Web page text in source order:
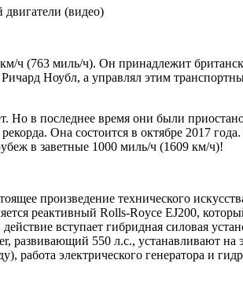
(видео)
ч (763 миль/ч). Он принадлежит
Ноубл, а управлял этим
Но в последнее время они были
Она состоится в октябре 2017
в заветные 1000 миль/ч (1609 км/ч)!
произведение технического
реактивный Rolls-Royce EJ200,
вступает гибридная силовая
развивающий 550 л.с., устанавливают на
работа электрического генератора и